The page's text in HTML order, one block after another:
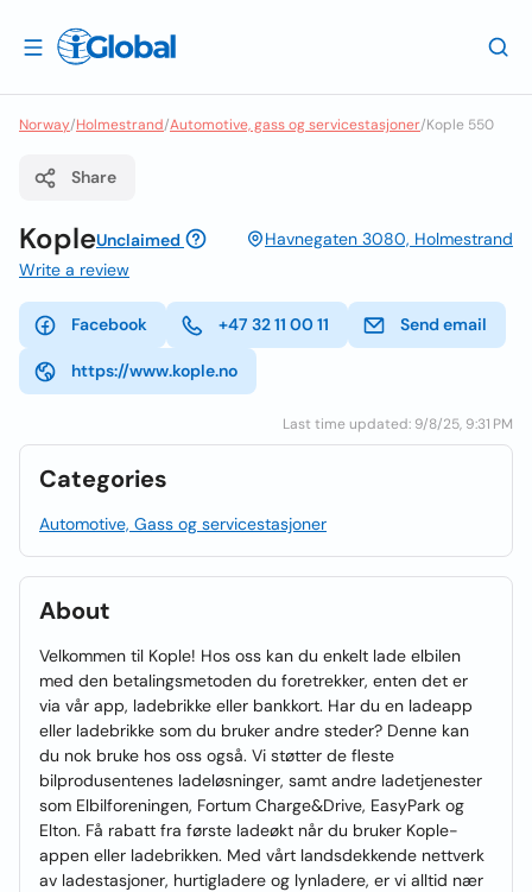
Norway/Holmestrand/Automotive, gass og servicestasjoner/Kople 550
Share
KopleUnclaimed
Havnegaten 3080, Holmestrand
Write a review
Facebook +47 32 11 00 11 Send email
https://www.kople.no
Last time updated: 9/8/25, 9:31 PM
Categories
Automotive, Gass og servicestasjoner
About
Velkommen til Kople! Hos oss kan du enkelt lade elbilen
med den betalingsmetoden du foretrekker, enten det er
via vår app, ladebrikke eller bankkort. Har du en ladeapp
eller ladebrikke som du bruker andre steder? Denne kan
du nok bruke hos oss også. Vi støtter de fleste
bilprodusentenes ladeløsninger, samt andre ladetjenester
som Elbilforeningen, Fortum Charge&Drive, EasyPark og
Elton. Få rabatt fra første ladeøkt når du bruker Kople-
appen eller ladebrikken. Med vårt landsdekkende nettverk
av ladestasjoner, hurtigladere og lynladere, er vi alltid nær